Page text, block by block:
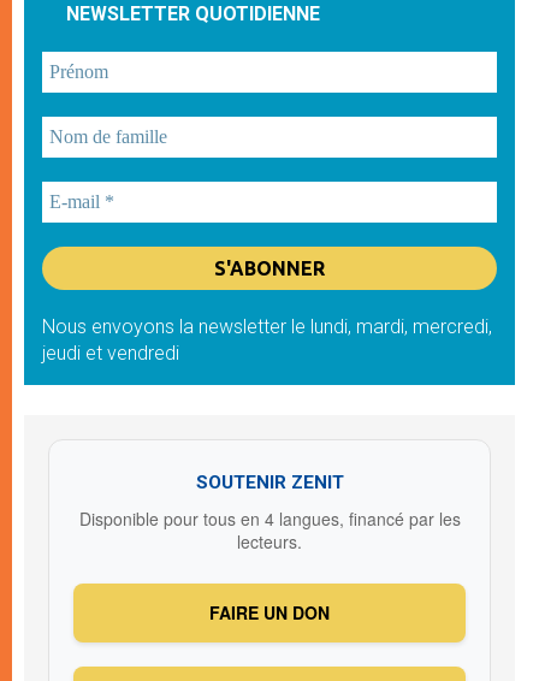
NEWSLETTER QUOTIDIENNE
Nous envoyons la newsletter le lundi, mardi, mercredi,
jeudi et vendredi
SOUTENIR ZENIT
Disponible pour tous en 4 langues, financé par les
lecteurs.
FAIRE UN DON